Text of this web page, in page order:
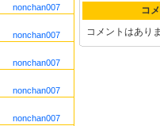
nonchan007
nonchan007
nonchan007
nonchan007
nonchan007
コ
コメントはあり